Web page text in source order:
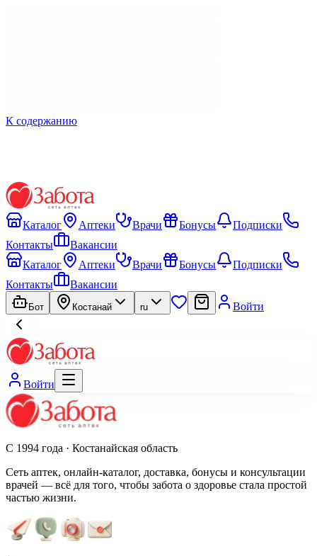
К содержанию
Каталог Аптеки Врачи Бонусы
Подписки
Контакты
Вакансии
Каталог
Аптеки Врачи Бонусы
Подписки
Контакты
Вакансии
Бот Костанай ru Войти
Войти
С 1994 года · Костанайская область
Сеть аптек, онлайн-каталог, доставка, бонусы и консультации
врачей — всё для того, чтобы забота о здоровье стала простой
частью жизни.